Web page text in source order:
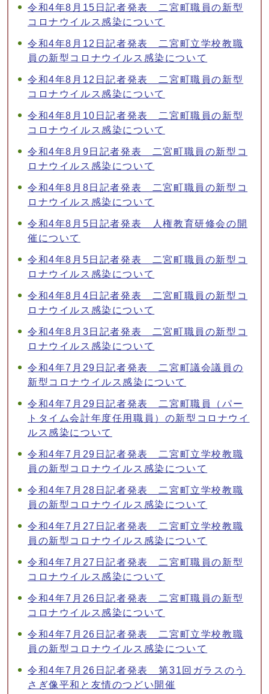
令和4年8月15日記者発表 二宮町職員の新型
コロナウイルス感染について
令和4年8月12日記者発表 二宮町立学校教職
員の新型コロナウイルス感染について
令和4年8月12日記者発表 二宮町職員の新型
コロナウイルス感染について
令和4年8月10日記者発表 二宮町職員の新型
コロナウイルス感染について
令和4年8月9日記者発表 二宮町職員の新型コ
ロナウイルス感染について
令和4年8月8日記者発表 二宮町職員の新型コ
ロナウイルス感染について
令和4年8月5日記者発表 人権教育研修会の開
催について
令和4年8月5日記者発表 二宮町職員の新型コ
ロナウイルス感染について
令和4年8月4日記者発表 二宮町職員の新型コ
ロナウイルス感染について
令和4年8月3日記者発表 二宮町職員の新型コ
ロナウイルス感染について
令和4年7月29日記者発表 二宮町議会議員の
新型コロナウイルス感染について
令和4年7月29日記者発表 二宮町職員（パー
トタイム会計年度任用職員）の新型コロナウイ
ルス感染について
令和4年7月29日記者発表 二宮町立学校教職
員の新型コロナウイルス感染について
令和4年7月28日記者発表 二宮町立学校教職
員の新型コロナウイルス感染について
令和4年7月27日記者発表 二宮町立学校教職
員の新型コロナウイルス感染について
令和4年7月27日記者発表 二宮町職員の新型
コロナウイルス感染について
令和4年7月26日記者発表 二宮町職員の新型
コロナウイルス感染について
令和4年7月26日記者発表 二宮町立学校教職
員の新型コロナウイルス感染について
令和4年7月26日記者発表 第31回ガラスのう
さぎ像平和と友情のつどい開催